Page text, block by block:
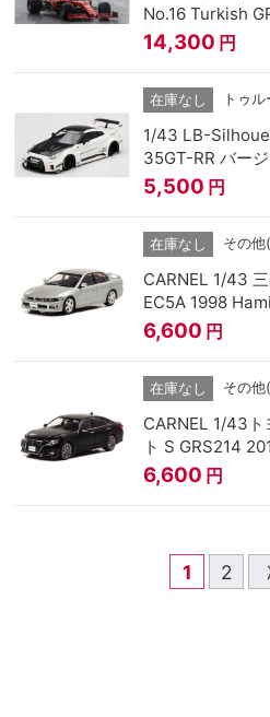
No.16 Turkish
14,300 円
在庫なし トゥ
1/43 LB-
35GT-
5,500 円
在庫なし その他
CARNEL 1/43
EC5A 1998
6,600 円
在庫なし その他
CARNEL 1/43
ト S GRS214
6,600 円
1 2